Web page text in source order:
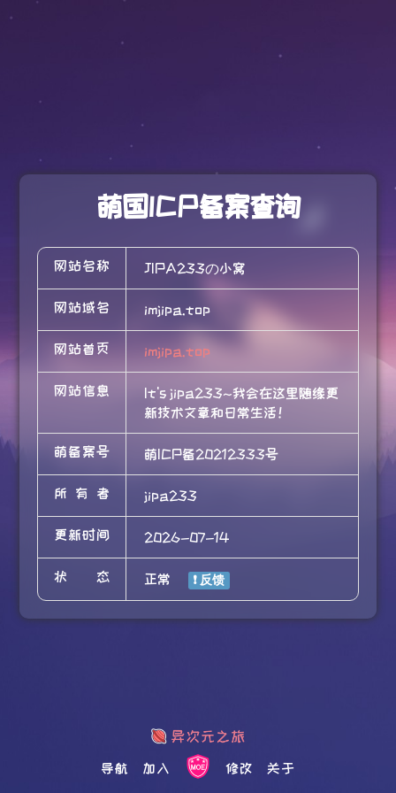
萌国ICP备案查询
网站名称 JIPA233の小窝
网站域名 imjipa.top
网站首页 imjipa.top
网站信息
It's jipa233~我会在这里随缘更
新技术文章和日常生活！
萌备案号 萌ICP备20212333号
所有者 jipa233
更新时间 2026-07-14
状态 正常
导航 加入 修改 关于